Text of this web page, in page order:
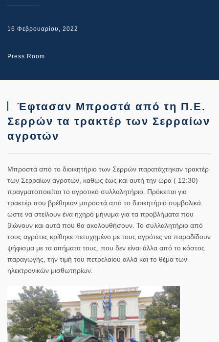
16 Φεβρουαρίου, 2022
Press Room
Έφτασαν Μπροστά από τη Π.Ε.
Σερρών τα τρακτέρ των Σερραίων
αγροτών
Μπροστά από το διοικητήριο των Σερρών παρατάχτηκαν τρακτέρ
των Σερραίων αγροτών, καθώς έως και αυτή την ώρα ( 12:30)
πραγματοποιείται το αγροτικό συλλαλητήριο. Πρόκειται για
τρακτέρ που βρέθηκαν μπροστά από το διοικητήριο συμβολικά
ώστε να στείλουν ένα ηχηρό μήνυμα για τα προβλήματα που
βιώνουν και αυτά που θα ακολουθήσουν. Το συλλαλητήριο από
τους αγρότες κρίθηκε πετυχημένο με τους αγρότες να παραδίδουν
ψήφισμα με τα αιτήματα τους, που δεν είναι άλλα από το κόστος
παραγωγής, την τιμή του πετρελαίου αλλά και το θέμα των
ηλεκτρονικών μισθωτηρίων.